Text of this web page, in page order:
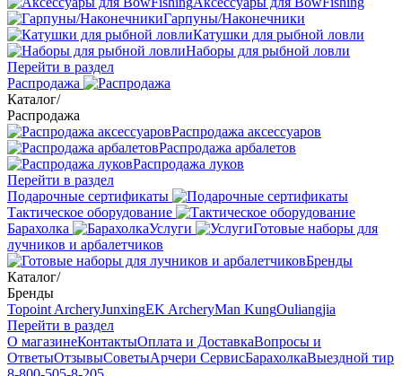
Гарпуны/Наконечники
Катушки для рыбной ловли
Наборы для рыбной ловли
Перейти в раздел
Распродажа
Каталог/
Распродажа
Распродажа аксессуаров
Распродажа арбалетов
Распродажа луков
Перейти в раздел
Подарочные сертификаты
Тактическое оборудование
Барахолка
Услуги
Готовые наборы для
лучников и арбалетчиков
Бренды
Каталог/
Бренды
Topoint ArcheryJunxingEK ArcheryMan KungOuliangjia
Перейти в раздел
О магазинеКонтактыОплата и ДоставкаВопросы и
ОтветыОтзывыСоветыАрчери СервисБарахолкаВыездной тир